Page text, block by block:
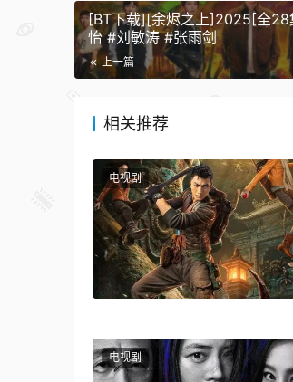
[BT下载][余烬之上]2025[全
怡 #刘敏涛 #张雨剑
上一篇
相关推荐
电视剧
电视剧